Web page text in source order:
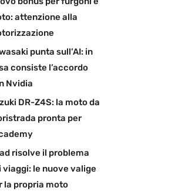
attenzione alla
punta sull’AI: in
consiste l’accordo
Nvidia
DR-Z4S: la moto da
pronta per
risolve il problema
viaggi: le nuove valige
la propria moto